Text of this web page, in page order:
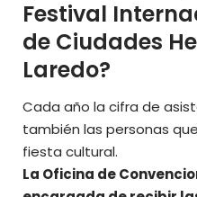
Festival
de Ciudades
Laredo?
Cada año la cifra de
también las personas
fiesta cultural.
La Oficina de